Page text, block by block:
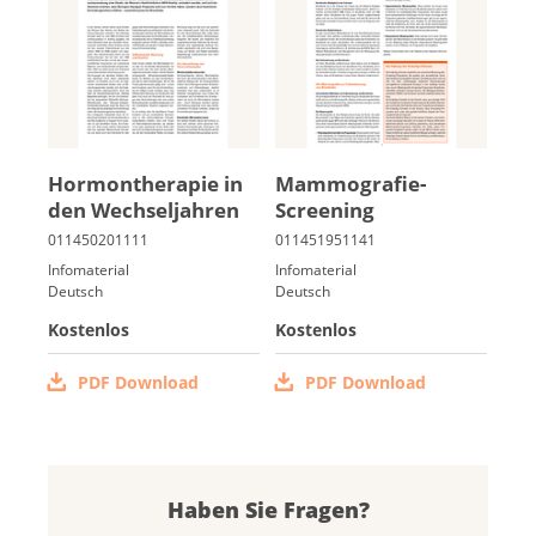
Hor­mon­the­ra­pie in
den Wech­sel­jah­ren
Infomaterial
Deutsch
Kostenlos
PDF Download
Mam­mo­gra­fie-
Scree­ning
Infomaterial
Deutsch
Kostenlos
PDF Download
Haben Sie Fragen?